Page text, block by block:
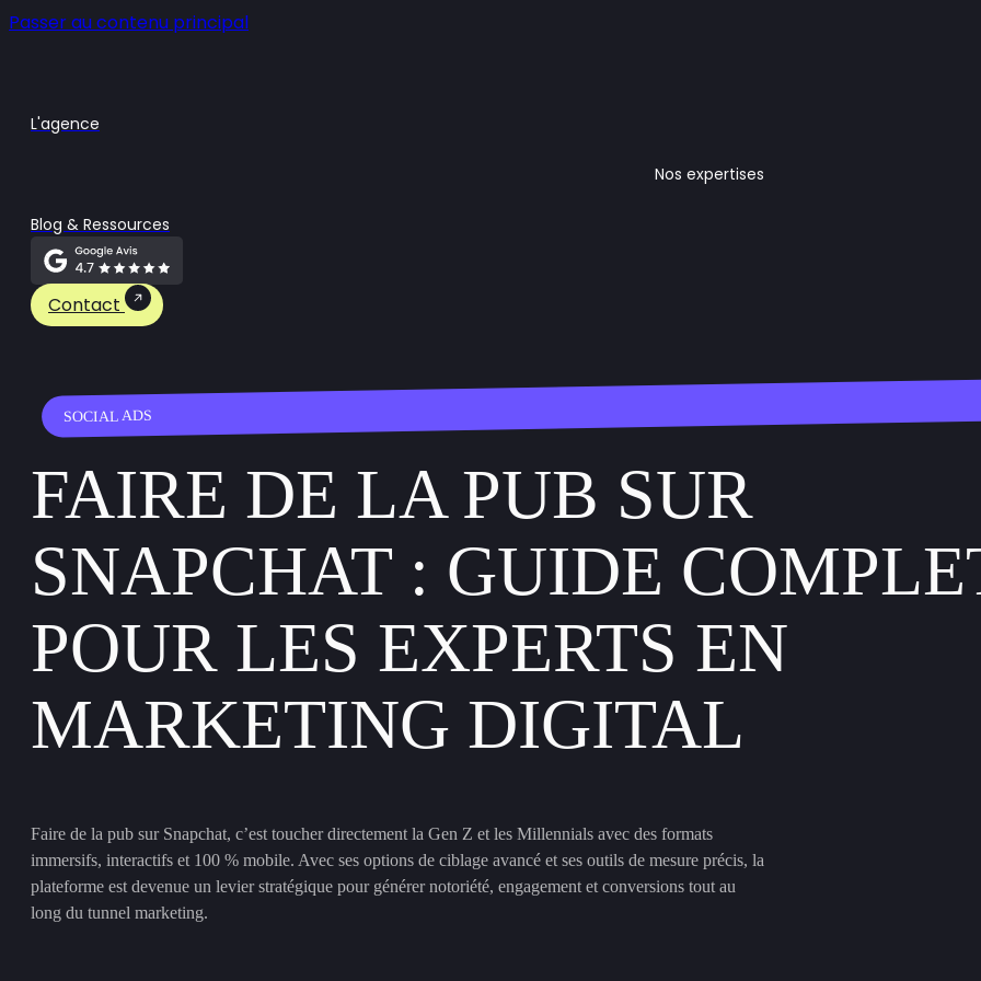
Passer au contenu principal
L'agence
Nos expertises
Blog & Ressources
Contact
SOCIAL ADS
FAIRE DE LA PUB SUR
SNAPCHAT : GUIDE
POUR LES EXPERTS EN
MARKETING DIGITAL
Faire de la pub sur Snapchat, c’est toucher directement la Gen Z et les Millennials avec des formats
immersifs, interactifs et 100 % mobile. Avec ses options de ciblage avancé et ses outils de mesure précis, la
plateforme est devenue un levier stratégique pour générer notoriété, engagement et conversions tout au
long du tunnel marketing.